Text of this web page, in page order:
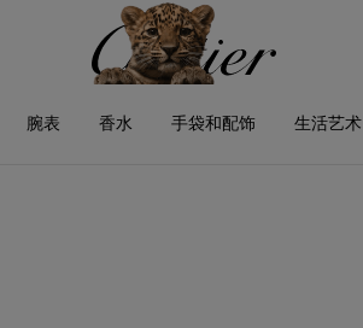
腕表 香水 手袋和配饰 生活艺术